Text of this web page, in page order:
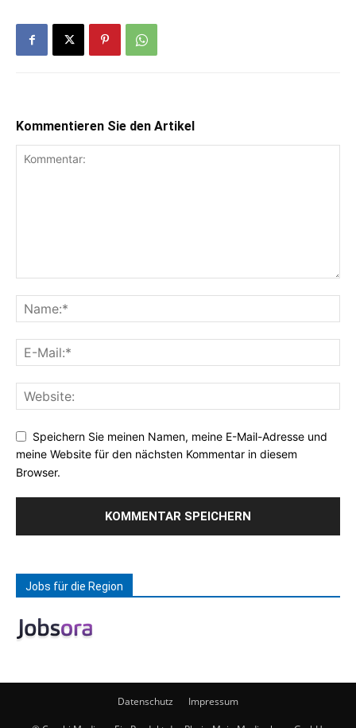
Kommentieren Sie den Artikel
Speichern Sie meinen Namen, meine E-Mail-Adresse und
meine Website für den nächsten Kommentar in diesem
Browser.
Jobs für die Region
Datenschutz Impressum